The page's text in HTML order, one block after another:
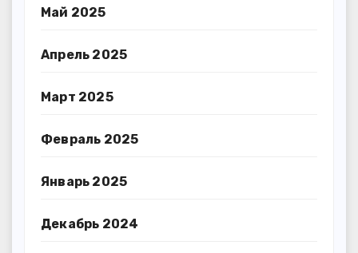
Май 2025
Апрель 2025
Март 2025
Февраль 2025
Январь 2025
Декабрь 2024